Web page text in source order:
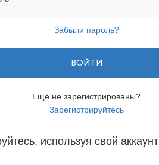
Забыли пароль?
ВОЙТИ
Ещё не зарегистрированы?
Зарегистрируйтесь
используя свой